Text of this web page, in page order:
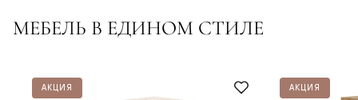
МЕБЕЛЬ В ЕДИНОМ СТИЛЕ
АКЦИЯ АКЦИЯ